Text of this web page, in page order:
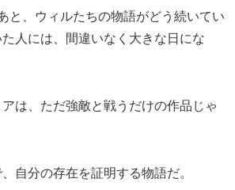
と、ウィルたちの物語がどう続いてい
人には、間違いなく大きな日にな
は、ただ強敵と戦うだけの作品じゃ
自分の存在を証明する物語だ。